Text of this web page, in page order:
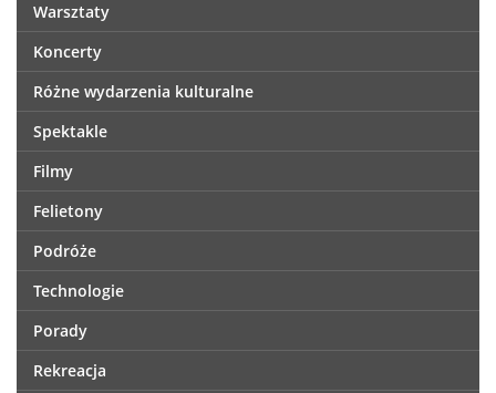
Warsztaty
Koncerty
Różne wydarzenia kulturalne
Spektakle
Filmy
Felietony
Podróże
Technologie
Porady
Rekreacja